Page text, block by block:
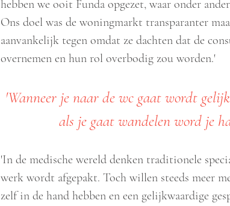
hebben we ooit Funda opgezet, waar onder
Ons doel was de woningmarkt transparanter
aanvankelijk tegen omdat ze dachten dat de
overnemen en hun rol overbodig zou worden.'
'Wanneer je naar de wc gaat wordt
als je gaat wandelen word je
'In de medische wereld denken traditionele
werk wordt afgepakt. Toch willen steeds meer
zelf in de hand hebben en een gelijkwaardige